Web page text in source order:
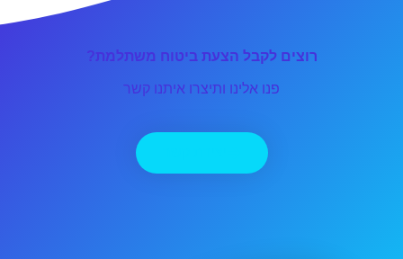
רוצים לקבל הצעת ביטוח משתלמת?
פנו אלינו ותיצרו איתנו קשר